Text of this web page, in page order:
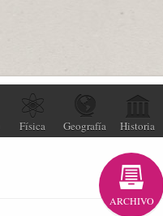
Física Geografía Historia
ARCHIVO